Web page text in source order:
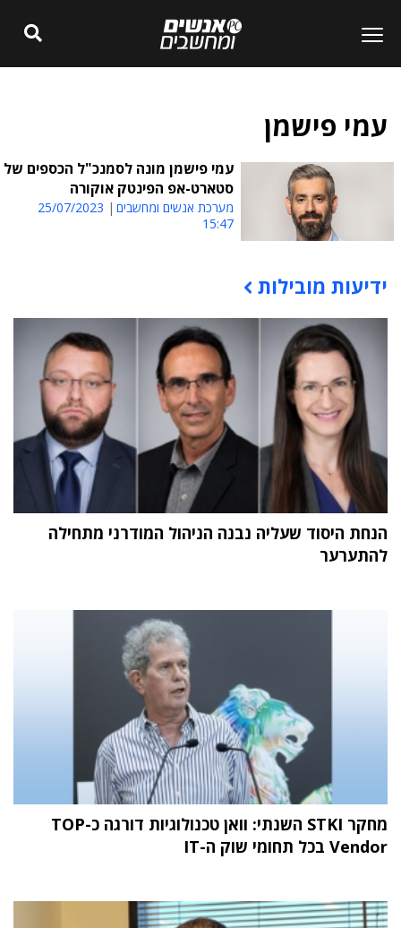
עמי פישמן
עמי פישמן מונה לסמנכ"ל הכספים של
סטארט-אפ הפינטק אוקורה
מערכת אנשים ומחשבים
25/07/2023
15:47
תוכן פרסומי
ידיעות מובילות
הנחת היסוד שעליה נבנה הניהול המודרני מתחילה
להתערער
מחקר STKI השנתי: וואן טכנולוגיות דורגה כ-TOP
Vendor בכל תחומי שוק ה-IT